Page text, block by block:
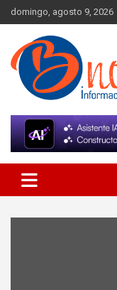
Skip
to
content
domingo, agosto 9, 2026
BNoticias